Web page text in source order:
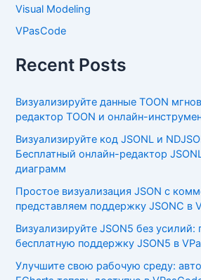
Visual Modeling
VPasCode
Recent Posts
Визуализируйте данные TOON
редактор TOON и онлайн-
Визуализируйте код JSONL и
Бесплатный онлайн-редактор
диаграмм
Простое визуализация JSON с
представляем поддержку JSONC в
Визуализируйте JSON5 без усилий:
бесплатную поддержку JSON5 в
Улучшите свою рабочую среду: